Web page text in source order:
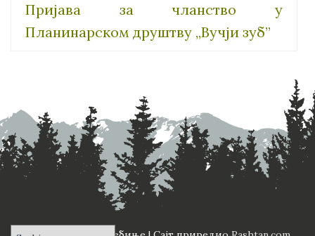
Пријава за чланство у
Планинарском друштву „Вучји зуб”